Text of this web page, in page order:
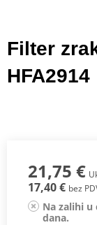
Filter
HFA2914
21,75 €
17,40 € bez
Na zalihi
dana.